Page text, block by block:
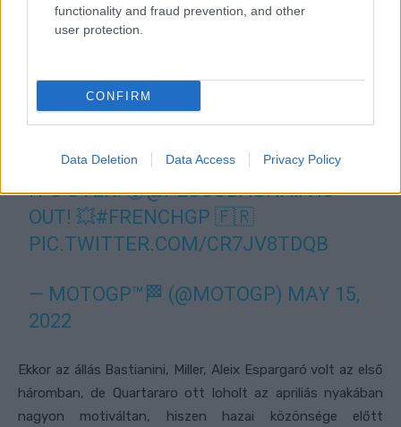
functionality and fraud prevention, and other
user protection.
CONFIRM
Data Deletion Data Access Privacy Policy